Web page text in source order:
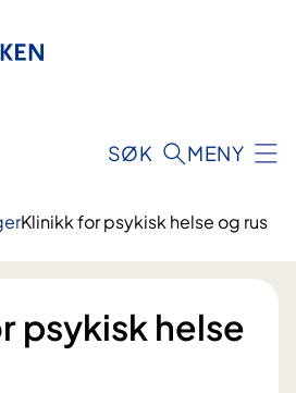
SØK MENY
Klinikk for psykisk helse og rus
psykisk helse